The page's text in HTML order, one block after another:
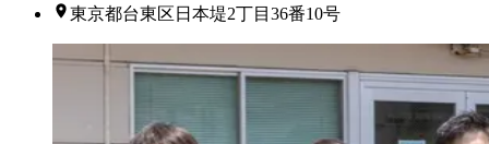
東京都台東区日本堤2丁目36番10号